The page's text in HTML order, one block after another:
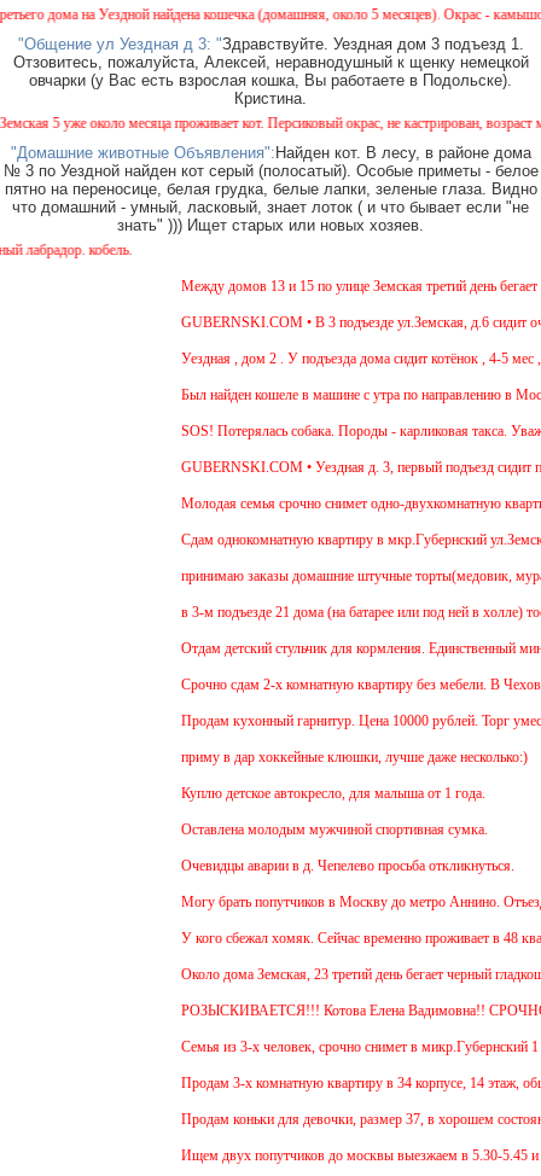
на Уездной найдена кошечка (домашняя, около 5 месяцев). Окрас - камышовый,
"Общение ул Уездная д 3: "Здравствуйте. Уездная дом 3 подъезд 1.
Отзовитесь, пожалуйста, Алексей, неравнодушный к щенку немецкой
овчарки (у Вас есть взрослая кошка, Вы работаете в Подольске).
Кристина.
уже около месяца проживает кот. Персиковый окрас, не кастрирован, возраст
"Домашние животные Объявления": Найден кот. В лесу, в районе дома
№ 3 по Уездной найден кот серый (полосатый). Особые приметы - белое
пятно на переносице, белая грудка, белые лапки, зеленые глаза. Видно
что домашний - умный, ласковый, знает лоток ( и что бывает если "не
знать" ))) Ищет старых или новых хозяев.
кобель.
Между домов 13 и 15 по улице Земская третий день бегает
GUBERNSKI.COM • В 3 подъезде ул.Земская, д.6 сидит
Уездная , дом 2 . У подъезда дома сидит котёнок , 4-5 мес ,
Был найден кошеле в машине с утра по направлению в
SOS! Потерялась собака. Породы - карликовая такса.
GUBERNSKI.COM • Уездная д. 3, первый подъезд
Молодая семья срочно снимет одно-двухкомнатную
Cдам однокомнатную квартиру в мкр.Губернский
принимаю заказы домашние штучные торты(медовик,
в 3-м подъезде 21 дома (на батарее или под ней в холле)
Отдам детский стульчик для кормления. Единственный
Срочно сдам 2-х комнатную квартиру без мебели. В Чехове
Продам кухонный гарнитур. Цена 10000 рублей. Торг
приму в дар хоккейные клюшки, лучше даже несколько:)
Куплю детское автокресло, для малыша от 1 года.
Оставлена молодым мужчиной спортивная сумка.
Очевидцы аварии в д. Чепелево просьба откликнуться.
Могу брать попутчиков в Москву до метро Аннино. Отъезд
У кого сбежал хомяк. Сейчас временно проживает в 48
Около дома Земская, 23 третий день бегает черный
РОЗЫСКИВАЕТСЯ!!! Котова Елена Вадимовна!!
Семья из 3-х человек, срочно снимет в микр.Губернский 1
Продам 3-х комнатную квартиру в 34 корпусе, 14 этаж,
Продам коньки для девочки, размер 37, в хорошем состоянии.
Ищем двух попутчиков до москвы выезжаем в 5.30-5.45 и